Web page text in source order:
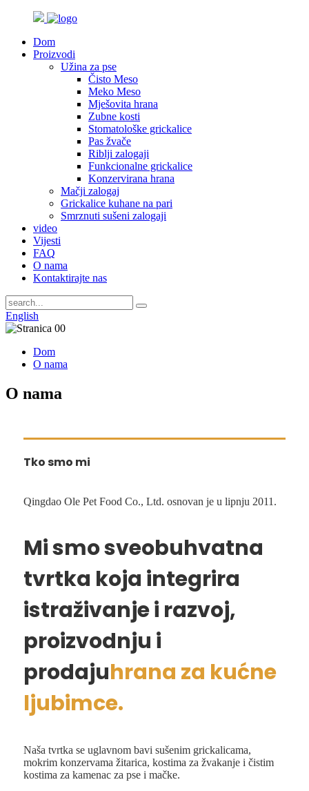
Dom
Proizvodi
Užina za pse
Čisto Meso
Meko Meso
Mješovita hrana
Zubne kosti
Stomatološke grickalice
Pas žvače
Riblji zalogaji
Funkcionalne grickalice
Konzervirana hrana
Mačji zalogaj
Grickalice kuhane na pari
Smrznuti sušeni zalogaji
video
Vijesti
FAQ
O nama
Kontaktirajte nas
English
Dom
O nama
O nama
Tko smo mi
Qingdao Ole Pet Food Co., Ltd. osnovan je u lipnju 2011.
Mi smo sveobuhvatna
tvrtka koja integrira
istraživanje i razvoj,
proizvodnju i
prodajuhrana za kućne
ljubimce.
Naša tvrtka se uglavnom bavi sušenim grickalicama,
mokrim konzervama žitarica, kostima za žvakanje i čistim
kostima za kamenac za pse i mačke.